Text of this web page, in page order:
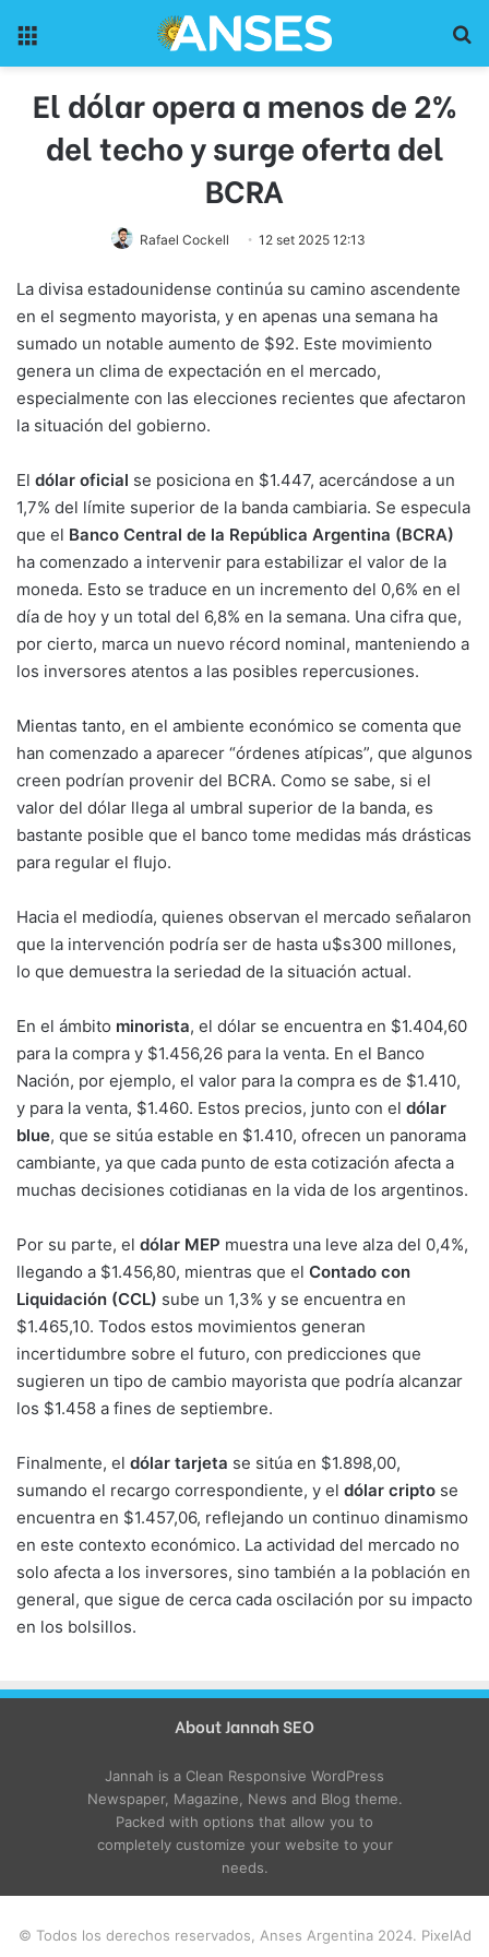
El dólar opera a menos de 2%
del techo y surge oferta del
BCRA
Rafael Cockell 12 set 2025 12:13
La divisa estadounidense continúa su camino ascendente
en el segmento mayorista, y en apenas una semana ha
sumado un notable aumento de $92. Este movimiento
genera un clima de expectación en el mercado,
especialmente con las elecciones recientes que afectaron
la situación del gobierno.
El dólar oficial se posiciona en $1.447, acercándose a un
1,7% del límite superior de la banda cambiaria. Se especula
que el Banco Central de la República Argentina (BCRA)
ha comenzado a intervenir para estabilizar el valor de la
moneda. Esto se traduce en un incremento del 0,6% en el
día de hoy y un total del 6,8% en la semana. Una cifra que,
por cierto, marca un nuevo récord nominal, manteniendo a
los inversores atentos a las posibles repercusiones.
Mientas tanto, en el ambiente económico se comenta que
han comenzado a aparecer “órdenes atípicas”, que algunos
creen podrían provenir del BCRA. Como se sabe, si el
valor del dólar llega al umbral superior de la banda, es
bastante posible que el banco tome medidas más drásticas
para regular el flujo.
Hacia el mediodía, quienes observan el mercado señalaron
que la intervención podría ser de hasta u$s300 millones,
lo que demuestra la seriedad de la situación actual.
En el ámbito minorista, el dólar se encuentra en $1.404,60
para la compra y $1.456,26 para la venta. En el Banco
Nación, por ejemplo, el valor para la compra es de $1.410,
y para la venta, $1.460. Estos precios, junto con el dólar
blue, que se sitúa estable en $1.410, ofrecen un panorama
cambiante, ya que cada punto de esta cotización afecta a
muchas decisiones cotidianas en la vida de los argentinos.
Por su parte, el dólar MEP muestra una leve alza del 0,4%,
llegando a $1.456,80, mientras que el Contado con
Liquidación (CCL) sube un 1,3% y se encuentra en
$1.465,10. Todos estos movimientos generan
incertidumbre sobre el futuro, con predicciones que
sugieren un tipo de cambio mayorista que podría alcanzar
los $1.458 a fines de septiembre.
Finalmente, el dólar tarjeta se sitúa en $1.898,00,
sumando el recargo correspondiente, y el dólar cripto se
encuentra en $1.457,06, reflejando un continuo dinamismo
en este contexto económico. La actividad del mercado no
solo afecta a los inversores, sino también a la población en
general, que sigue de cerca cada oscilación por su impacto
en los bolsillos.
About Jannah SEO
Jannah is a Clean Responsive WordPress
Newspaper, Magazine, News and Blog theme.
Packed with options that allow you to
completely customize your website to your
needs.
© Todos los derechos reservados, Anses Argentina 2024. PixelAd